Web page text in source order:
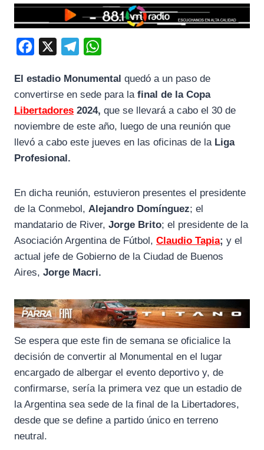
c
e
b
l
e
g
a
s
El estadio Monumental quedó a un paso de
convertirse en sede para la final de la Copa
Libertadores 2024, que se llevará a cabo el 30 de
noviembre de este año, luego de una reunión que
llevó a cabo este jueves en las oficinas de la Liga
Profesional.
En dicha reunión, estuvieron presentes el presidente
de la Conmebol, Alejandro Domínguez; el
mandatario de River, Jorge Brito; el presidente de la
Asociación Argentina de Fútbol, Claudio Tapia; y el
actual jefe de Gobierno de la Ciudad de Buenos
Aires, Jorge Macri.
Se espera que este fin de semana se oficialice la
decisión de convertir al Monumental en el lugar
encargado de albergar el evento deportivo y, de
confirmarse, sería la primera vez que un estadio de
la Argentina sea sede de la final de la Libertadores,
desde que se define a partido único en terreno
neutral.